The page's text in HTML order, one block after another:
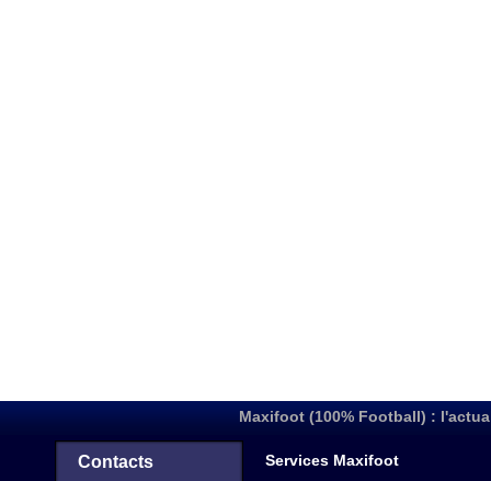
Maxifoot (100% Football) :
Contacts Services Maxifoot